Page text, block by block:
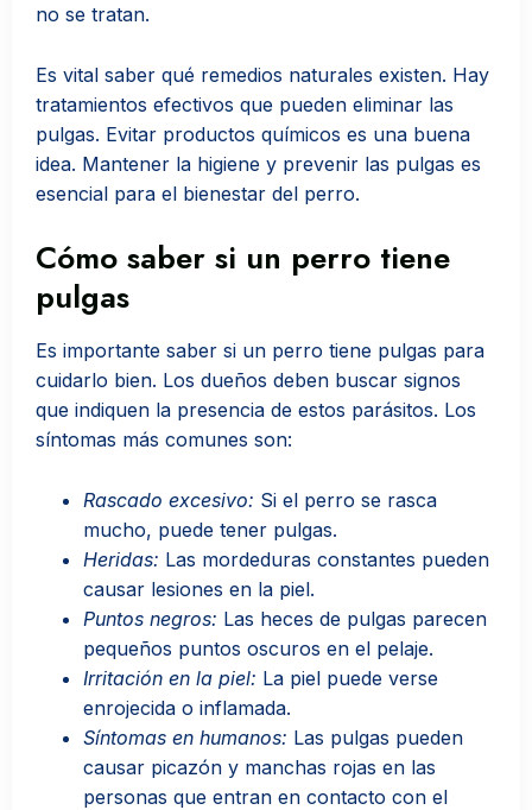
no se tratan.
Es vital saber qué remedios naturales existen. Hay
tratamientos efectivos que pueden eliminar las
pulgas. Evitar productos químicos es una buena
idea. Mantener la higiene y prevenir las pulgas es
esencial para el bienestar del perro.
Cómo saber si un perro tiene
pulgas
Es importante saber si un perro tiene pulgas para
cuidarlo bien. Los dueños deben buscar signos
que indiquen la presencia de estos parásitos. Los
síntomas más comunes son:
Rascado excesivo: Si el perro se rasca
mucho, puede tener pulgas.
Heridas: Las mordeduras constantes pueden
causar lesiones en la piel.
Puntos negros: Las heces de pulgas parecen
pequeños puntos oscuros en el pelaje.
Irritación en la piel: La piel puede verse
enrojecida o inflamada.
Síntomas en humanos: Las pulgas pueden
causar picazón y manchas rojas en las
personas que entran en contacto con el